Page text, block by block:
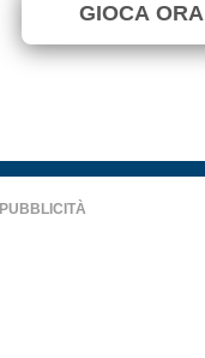
GIOCA ORA
PUBBLICITÀ